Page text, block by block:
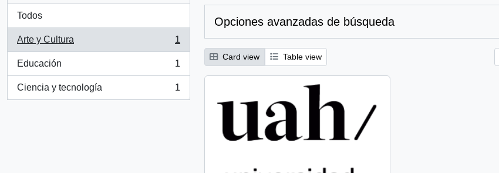
Todos
Arte y Cultura
, 1 resultados
1
Educación
, 1 resultados
1
Ciencia y tecnología
, 1 resultados
1
Opciones avanzadas de búsqueda
Card view Table view